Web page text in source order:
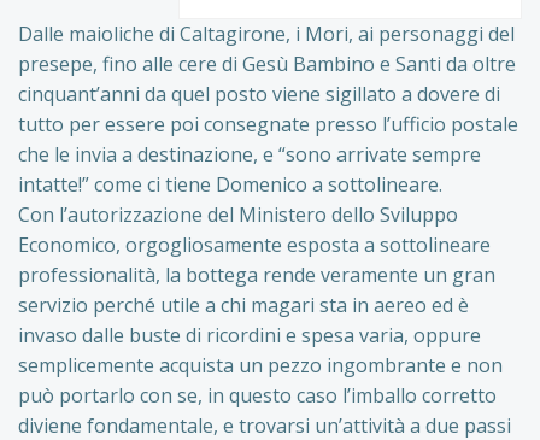
Dalle maioliche di Caltagirone, i Mori, ai personaggi del
presepe, fino alle cere di Gesù Bambino e Santi da oltre
cinquant’anni da quel posto viene sigillato a dovere di
tutto per essere poi consegnate presso l’ufficio postale
che le invia a destinazione, e “sono arrivate sempre
intatte!” come ci tiene Domenico a sottolineare.
Con l’autorizzazione del Ministero dello Sviluppo
Economico, orgogliosamente esposta a sottolineare
professionalità, la bottega rende veramente un gran
servizio perché utile a chi magari sta in aereo ed è
invaso dalle buste di ricordini e spesa varia, oppure
semplicemente acquista un pezzo ingombrante e non
può portarlo con se, in questo caso l’imballo corretto
diviene fondamentale, e trovarsi un’attività a due passi